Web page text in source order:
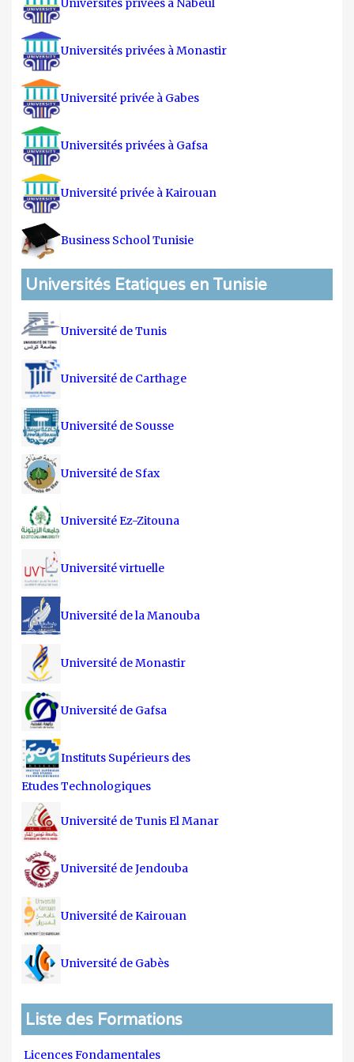
Universités privées à Nabeul
Universités privées à Monastir
Université privée à Gabes
Universités privées à Gafsa
Université privée à Kairouan
Business School Tunisie
Universités Etatiques en Tunisie
Université de Tunis
Université de Carthage
Université de Sousse
Université de Sfax
Université Ez-Zitouna
Université virtuelle
Université de la Manouba
Université de Monastir
Université de Gafsa
Instituts Supérieurs des
Etudes Technologiques
Université de Tunis El Manar
Université de Jendouba
Université de Kairouan
Université de Gabès
Liste des Formations
Licences Fondamentales